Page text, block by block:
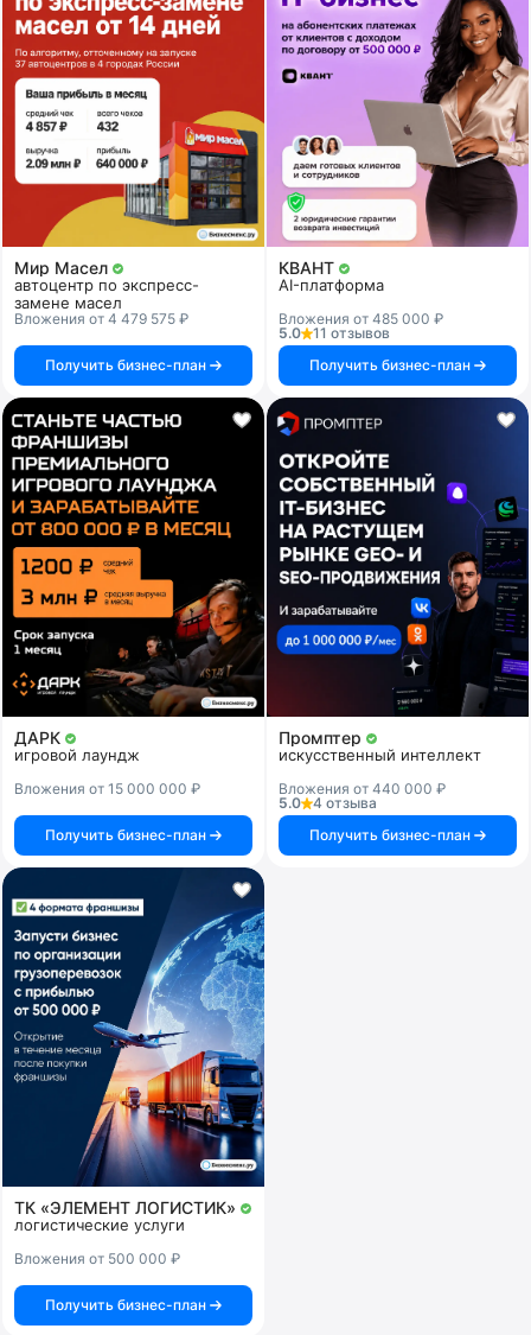
Мир Масел
автоцентр по экспресс-
замене масел
Вложения от 4 479 575 ₽
Получить бизнес-план
КВАНТ
AI-платформа
Вложения от 485 000 ₽
5.0
11 отзывов
Получить бизнес-план
ДАРК
игровой лаундж
Вложения от 15 000 000 ₽
Получить бизнес-план
Промптер
искусственный интеллект
Вложения от 440 000 ₽
5.0
4 отзыва
Получить бизнес-план
ТК «ЭЛЕМЕНТ ЛОГИСТИК»
логистические услуги
Вложения от 500 000 ₽
Получить бизнес-план